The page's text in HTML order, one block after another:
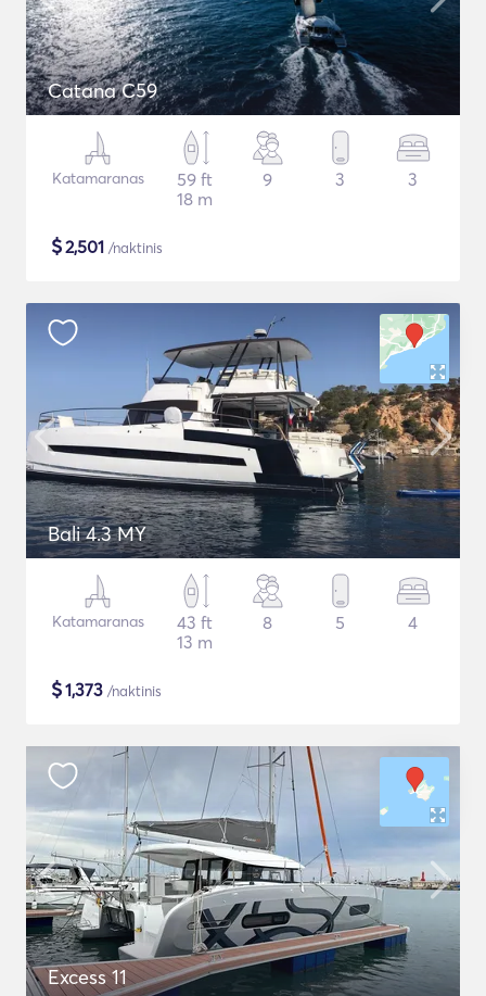
Catana C59
Katamaranas
59 ft
18 m
9 3 3
$2,501 /naktinis
Bali 4.3 MY
Katamaranas
43 ft
13 m
8 5 4
$1,373 /naktinis
Excess 11